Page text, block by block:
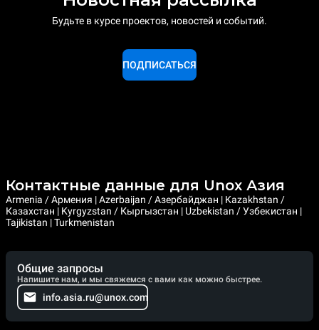
Будьте в курсе проектов, новостей и событий.
ПОДПИСАТЬСЯ
Контактные данные для Unox Азия
Armenia / Армения | Azerbaijan / Азербайджан | Kazakhstan /
Казахстан | Kyrgyzstan / Кыргызстан | Uzbekistan / Узбекистан |
Tajikistan | Turkmenistan
Общие запросы
Напишите нам, и мы свяжемся с вами как можно быстрее.
info.asia.ru@unox.com